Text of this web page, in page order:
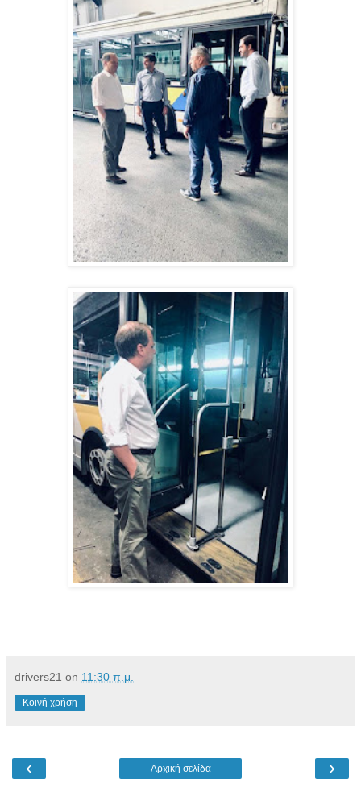
drivers21 on 11:30 π.μ.
Κοινή χρήση
‹ ›
Αρχική σελίδα